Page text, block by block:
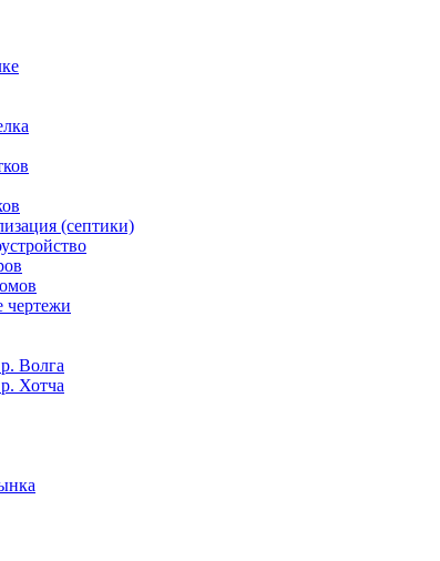
(септики)
чертежи
Волга
Хотча